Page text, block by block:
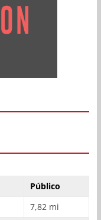
Público
7,82 mi